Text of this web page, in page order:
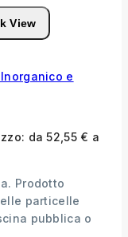
View
e
da 52,55 € a
Prodotto
particelle
pubblica o